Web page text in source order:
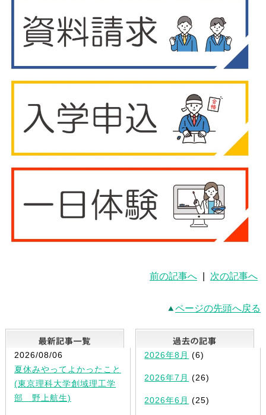
前の記事へ 次の記事へ
ページの先頭へ戻る
最新記事一覧
2026/08/06
夏休みやってよかったこと
(東京理科大学創域理工学
部 野上航生)
2026年8月 (6)
2026年7月 (26)
2026年6月 (25)